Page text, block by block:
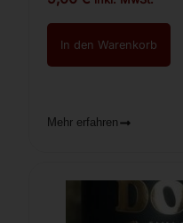
In den Warenkorb
Mehr erfahren